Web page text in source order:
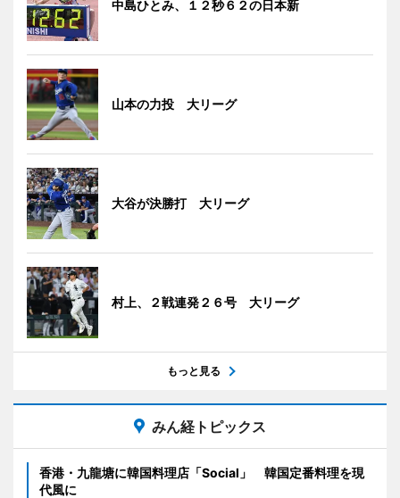
中島ひとみ、１２秒６２の日本新
山本の力投 大リーグ
大谷が決勝打 大リーグ
村上、２戦連発２６号 大リーグ
もっと見る
みん経トピックス
香港・九龍塘に韓国料理店「Social」 韓国定番料理を現
代風に